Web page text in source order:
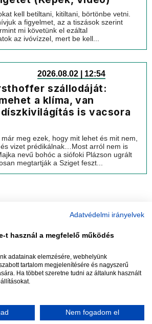
kell betiltani, kitiltani, börtönbe vetni.
a figyelmet, az a tiszások szerint
mi követünk el ezáltal
az ivóvízzel, mert be kell...
2026.08.02 | 12:54
szállodáját:
a klíma, van
is vacsora
meg ezek, hogy mit lehet és mit nem,
vizet prédikálnak…Most arról nem is
nevű bohóc a siófoki Plázson ugrált
megtartják a Sziget feszt...
szerk@vadhajtasok.hu
moderator@vadhajtasok.hu
ImpresszumSzerzői jogok
Adatvédelmi irányelvek
t használ a megfelelő működés
adatainak elemzésére, webhelyünk
tartalom megjelenítésére és nagyszerű
Ha többet szeretne tudni az általunk használt
Nem fogadom el